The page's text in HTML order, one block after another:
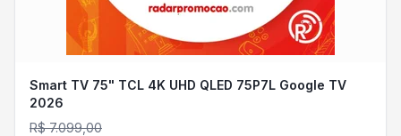
Smart TV 75" TCL 4K UHD QLED 75P7L Google TV
2026
R$ 7.099,00